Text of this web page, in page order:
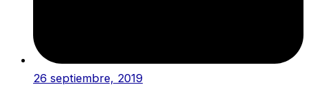
26 septiembre, 2019